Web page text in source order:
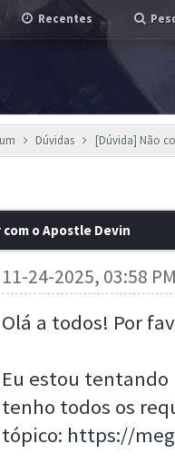
Recentes
Dúvidas [Dúvida] Não
o Apostle Devin
11-24-2025, 03:58
Olá a todos! Por
Eu estou
tenho todos os
tópico: https://